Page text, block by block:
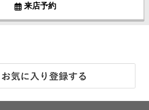
来店予約